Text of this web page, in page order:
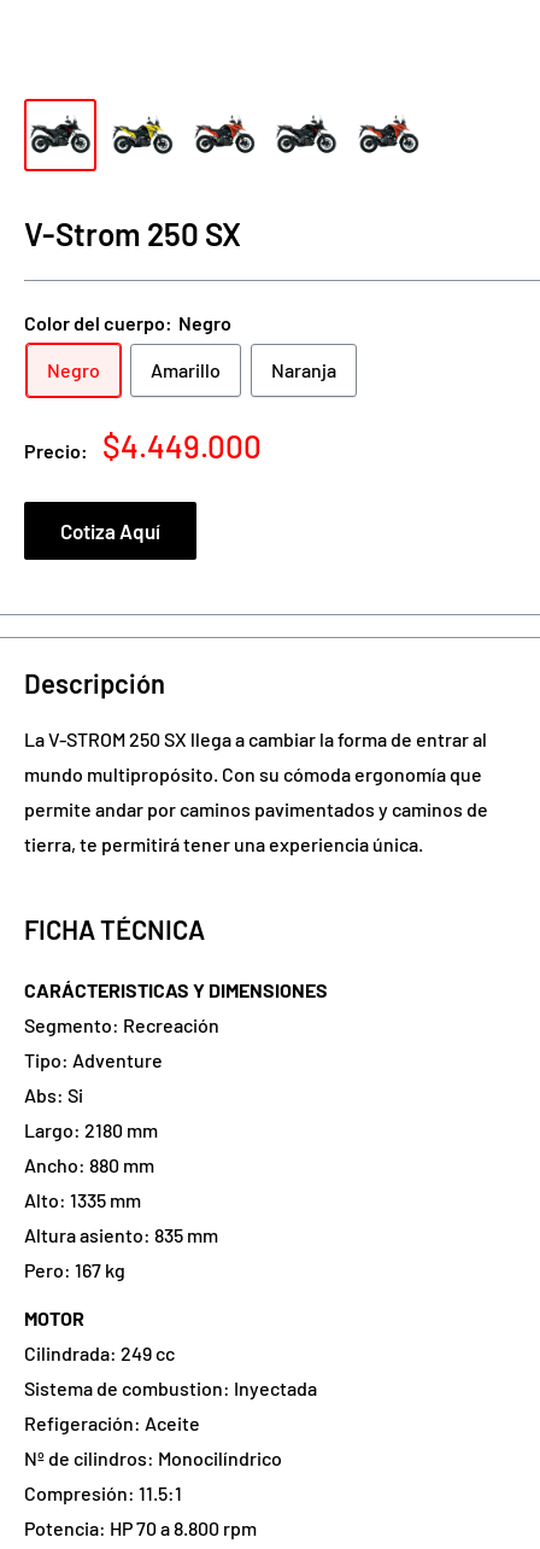
V-Strom 250 SX
Color del cuerpo: Negro
Negro Amarillo Naranja
Precio:
Precio
venta
$4.449.000
Cotiza Aquí
Descripción
La V-STROM 250 SX llega a cambiar la forma de entrar al
mundo multipropósito. Con su cómoda ergonomía que
permite andar por caminos pavimentados y caminos de
tierra, te permitirá tener una experiencia única.
FICHA TÉCNICA
CARÁCTERISTICAS Y DIMENSIONES
Segmento: Recreación
Tipo: Adventure
Abs: Si
Largo: 2180 mm
Ancho: 880 mm
Alto: 1335 mm
Altura asiento: 835 mm
Pero: 167 kg
MOTOR
Cilindrada: 249 cc
Sistema de combustion: Inyectada
Refigeración: Aceite
Nº de cilindros: Monocilíndrico
Compresión: 11.5:1
Potencia: HP 70 a 8.800 rpm